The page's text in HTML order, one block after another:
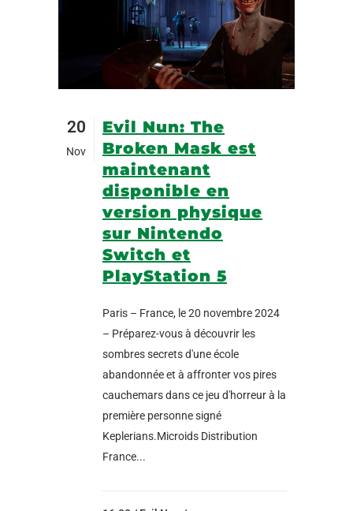
20
Nov
Evil Nun: The
Broken Mask est
maintenant
disponible en
version physique
sur Nintendo
Switch et
PlayStation 5
Paris – France, le 20 novembre 2024
– Préparez-vous à découvrir les
sombres secrets d'une école
abandonnée et à affronter vos pires
cauchemars dans ce jeu d'horreur à la
première personne signé
Keplerians.Microids Distribution
France...